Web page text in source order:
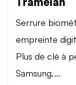
Serrure
empreinte
Plus de clé à
Samsung,...